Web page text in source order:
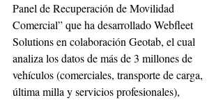
Panel de Recuperación de Movilidad
Comercial” que ha desarrollado Webfleet
Solutions en colaboración Geotab, el cual
analiza los datos de más de 3 millones de
vehículos (comerciales, transporte de carga,
última milla y servicios profesionales),